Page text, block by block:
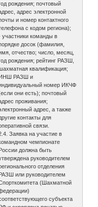
рождения; почтовый
адрес электронной
и номер контактного
с кодом региона);
участники команды в
досок (фамилия,
отчество; число, месяц,
рождения; рейтинг РАЗШ,
квалификация;
ИНШ РАЗШ и
номер ИКЧФ
они есть); почтовый
проживания;
адрес, а также
контакты для
связи.
Заявка на участие в
чемпионате
России должна быть
руководителем
отделения
РАЗШ или руководителем
(Шахматной
субъекта